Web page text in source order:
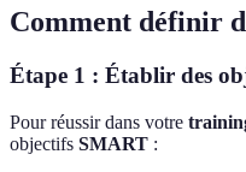
Comment définir
Étape 1 : Établir des
Pour réussir dans votre
objectifs SMART :